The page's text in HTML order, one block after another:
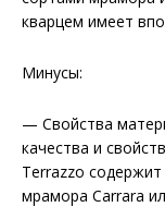
кварцем имеет
Минусы:
— Свойства
качества и
Terrazzo
мрамора Carrara